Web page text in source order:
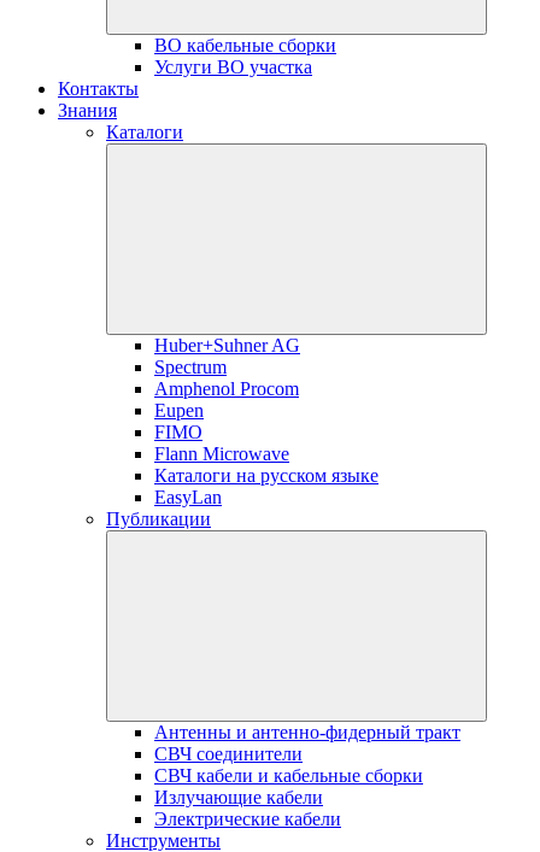
ВО кабельные сборки
Услуги ВО участка
Контакты
Знания
Каталоги
Huber+Suhner AG
Spectrum
Amphenol Procom
Eupen
FIMO
Flann Microwave
Каталоги на русском языке
EasyLan
Публикации
Антенны и антенно-фидерный тракт
СВЧ соединители
СВЧ кабели и кабельные сборки
Излучающие кабели
Электрические кабели
Инструменты